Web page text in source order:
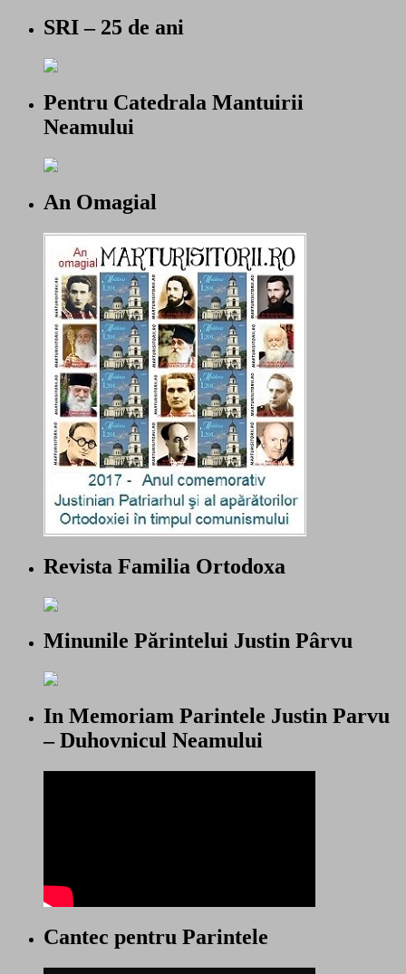
SRI – 25 de ani
Pentru Catedrala Mantuirii
Neamului
An Omagial
Revista Familia Ortodoxa
Minunile Părintelui Justin Pârvu
In Memoriam Parintele Justin Parvu
– Duhovnicul Neamului
Cantec pentru Parintele